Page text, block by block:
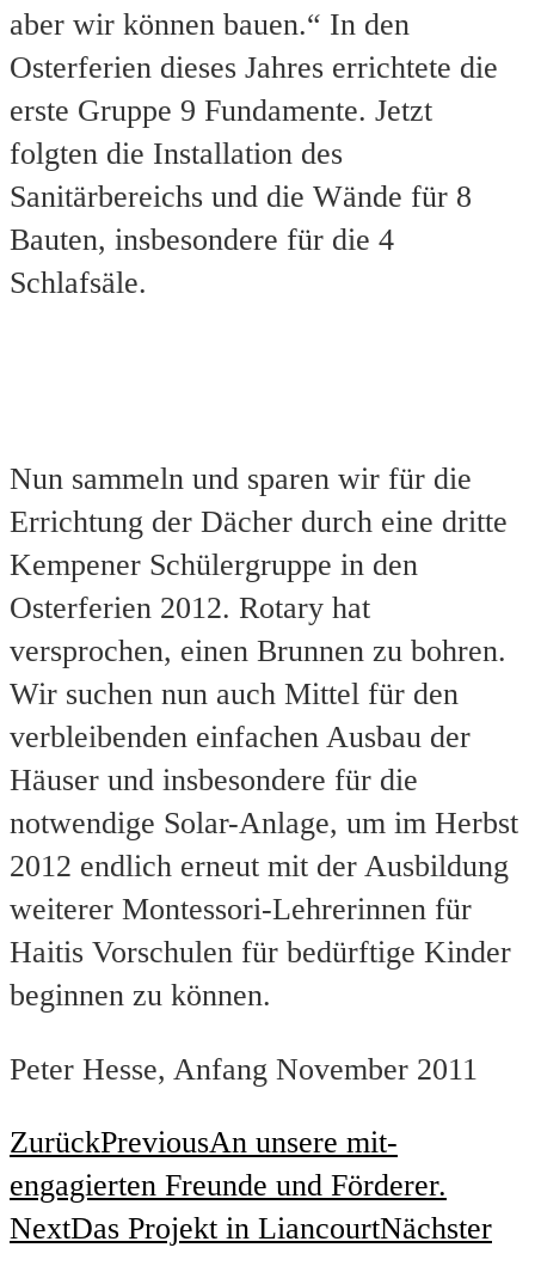
aber wir können bauen.“ In den
Osterferien dieses Jahres errichtete die
erste Gruppe 9 Fundamente. Jetzt
folgten die Installation des
Sanitärbereichs und die Wände für 8
Bauten, insbesondere für die 4
Schlafsäle.
Nun sammeln und sparen wir für die
Errichtung der Dächer durch eine dritte
Kempener Schülergruppe in den
Osterferien 2012. Rotary hat
versprochen, einen Brunnen zu bohren.
Wir suchen nun auch Mittel für den
verbleibenden einfachen Ausbau der
Häuser und insbesondere für die
notwendige Solar-Anlage, um im Herbst
2012 endlich erneut mit der Ausbildung
weiterer Montessori-Lehrerinnen für
Haitis Vorschulen für bedürftige Kinder
beginnen zu können.
Peter Hesse, Anfang November 2011
ZurückPreviousAn unsere mit-
engagierten Freunde und Förderer.
NextDas Projekt in LiancourtNächster